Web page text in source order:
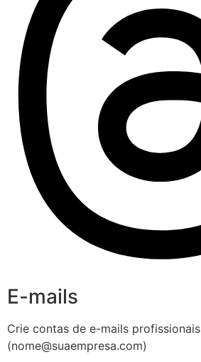
E-mails
Crie contas de e-mails profissionais
(nome@suaempresa.com)